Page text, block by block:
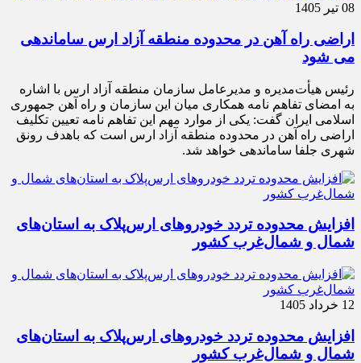
08 تیر 1405
اراضی راه آهن در محدوده منطقه آزاد ارس ساماندهی
می شود
رئیس هیأت‌مدیره و مدیرعامل سازمان منطقه آزاد ارس با اشاره
به امضای تفاهم نامه همکاری میان این سازمان و راه آهن جمهوری
اسلامی ایران گفت: یکی از موارد مهم این تفاهم نامه تعیین تکلیف
اراضی راه آهن در محدوده منطقه آزاد ارس است که باهدف رونق
شهری جلفا ساماندهی خواهد شد.
افزایش محدوده تردد خودروهای ارس‌پلاک به استان‌های
شمال و شمال‌غرب کشور
12 خرداد 1405
افزایش محدوده تردد خودروهای ارس‌پلاک به استان‌های
شمال و شمال‌غرب کشور